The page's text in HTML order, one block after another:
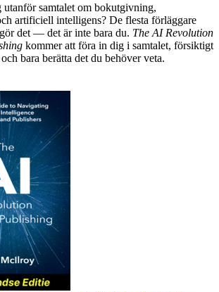
samtalet om bokutgivning,
artificiell intelligens? De flesta förläggare
det — det är inte bara du. The AI Revolution
kommer att föra in dig i samtalet, försiktigt
bara berätta det du behöver veta.